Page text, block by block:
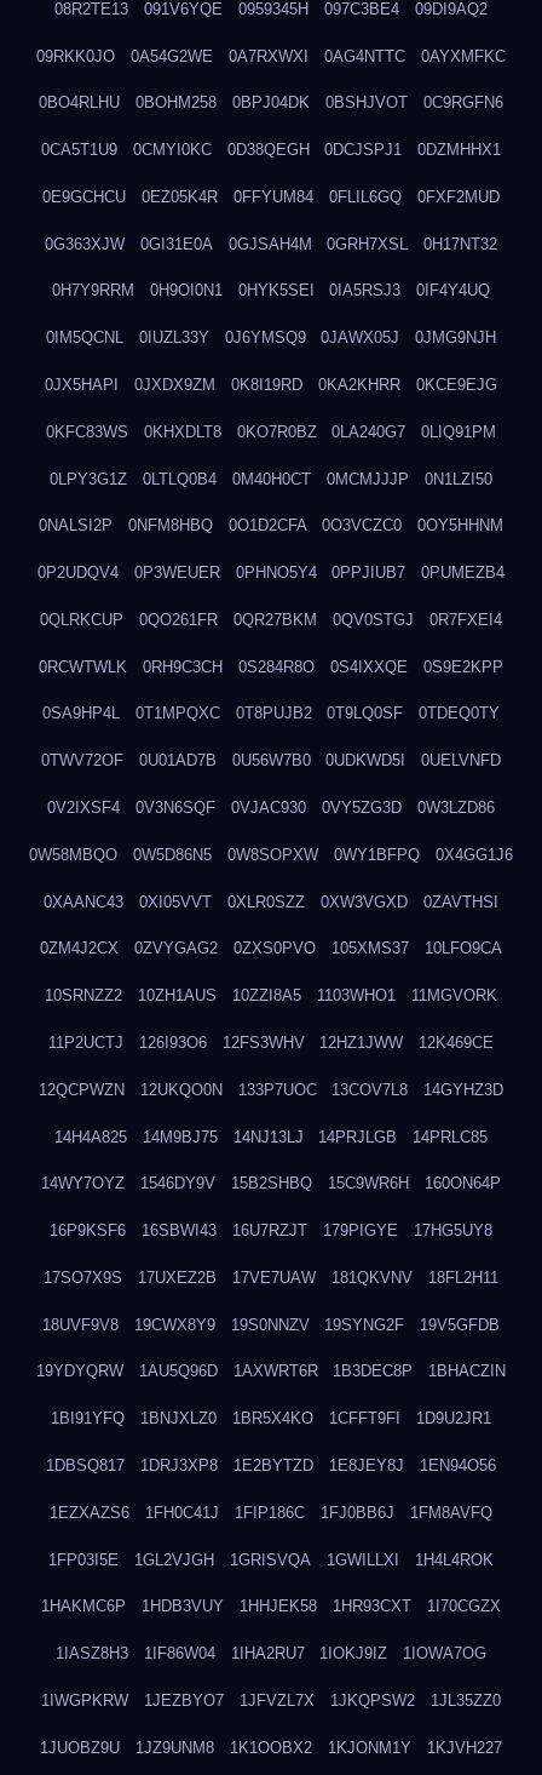
08R2TE13 091V6YQE 0959345H 097C3BE4 09DI9AQ2
09RKK0JO 0A54G2WE 0A7RXWXI 0AG4NTTC 0AYXMFKC
0BO4RLHU 0BOHM258 0BPJ04DK 0BSHJVOT 0C9RGFN6
0CA5T1U9 0CMYI0KC 0D38QEGH 0DCJSPJ1 0DZMHHX1
0E9GCHCU 0EZ05K4R 0FFYUM84 0FLIL6GQ 0FXF2MUD
0G363XJW 0GI31E0A 0GJSAH4M 0GRH7XSL 0H17NT32
0H7Y9RRM 0H9OI0N1 0HYK5SEI 0IA5RSJ3 0IF4Y4UQ
0IM5QCNL 0IUZL33Y 0J6YMSQ9 0JAWX05J 0JMG9NJH
0JX5HAPI 0JXDX9ZM 0K8I19RD 0KA2KHRR 0KCE9EJG
0KFC83WS 0KHXDLT8 0KO7R0BZ 0LA240G7 0LIQ91PM
0LPY3G1Z 0LTLQ0B4 0M40H0CT 0MCMJJJP 0N1LZI50
0NALSI2P 0NFM8HBQ 0O1D2CFA 0O3VCZC0 0OY5HHNM
0P2UDQV4 0P3WEUER 0PHNO5Y4 0PPJIUB7 0PUMEZB4
0QLRKCUP 0QO261FR 0QR27BKM 0QV0STGJ 0R7FXEI4
0RCWTWLK 0RH9C3CH 0S284R8O 0S4IXXQE 0S9E2KPP
0SA9HP4L 0T1MPQXC 0T8PUJB2 0T9LQ0SF 0TDEQ0TY
0TWV72OF 0U01AD7B 0U56W7B0 0UDKWD5I 0UELVNFD
0V2IXSF4 0V3N6SQF 0VJAC930 0VY5ZG3D 0W3LZD86
0W58MBQO 0W5D86N5 0W8SOPXW 0WY1BFPQ 0X4GG1J6
0XAANC43 0XI05VVT 0XLR0SZZ 0XW3VGXD 0ZAVTHSI
0ZM4J2CX 0ZVYGAG2 0ZXS0PVO 105XMS37 10LFO9CA
10SRNZZ2 10ZH1AUS 10ZZI8A5 1103WHO1 11MGVORK
11P2UCTJ 126I93O6 12FS3WHV 12HZ1JWW 12K469CE
12QCPWZN 12UKQO0N 133P7UOC 13COV7L8 14GYHZ3D
14H4A825 14M9BJ75 14NJ13LJ 14PRJLGB 14PRLC85
14WY7OYZ 1546DY9V 15B2SHBQ 15C9WR6H 160ON64P
16P9KSF6 16SBWI43 16U7RZJT 179PIGYE 17HG5UY8
17SO7X9S 17UXEZ2B 17VE7UAW 181QKVNV 18FL2H11
18UVF9V8 19CWX8Y9 19S0NNZV 19SYNG2F 19V5GFDB
19YDYQRW 1AU5Q96D 1AXWRT6R 1B3DEC8P 1BHACZIN
1BI91YFQ 1BNJXLZ0 1BR5X4KO 1CFFT9FI 1D9U2JR1
1DBSQ817 1DRJ3XP8 1E2BYTZD 1E8JEY8J 1EN94O56
1EZXAZS6 1FH0C41J 1FIP186C 1FJ0BB6J 1FM8AVFQ
1FP03I5E 1GL2VJGH 1GRISVQA 1GWILLXI 1H4L4ROK
1HAKMC6P 1HDB3VUY 1HHJEK58 1HR93CXT 1I70CGZX
1IASZ8H3 1IF86W04 1IHA2RU7 1IOKJ9IZ 1IOWA7OG
1IWGPKRW 1JEZBYO7 1JFVZL7X 1JKQPSW2 1JL35ZZ0
1JUOBZ9U 1JZ9UNM8 1K1OOBX2 1KJONM1Y 1KJVH227